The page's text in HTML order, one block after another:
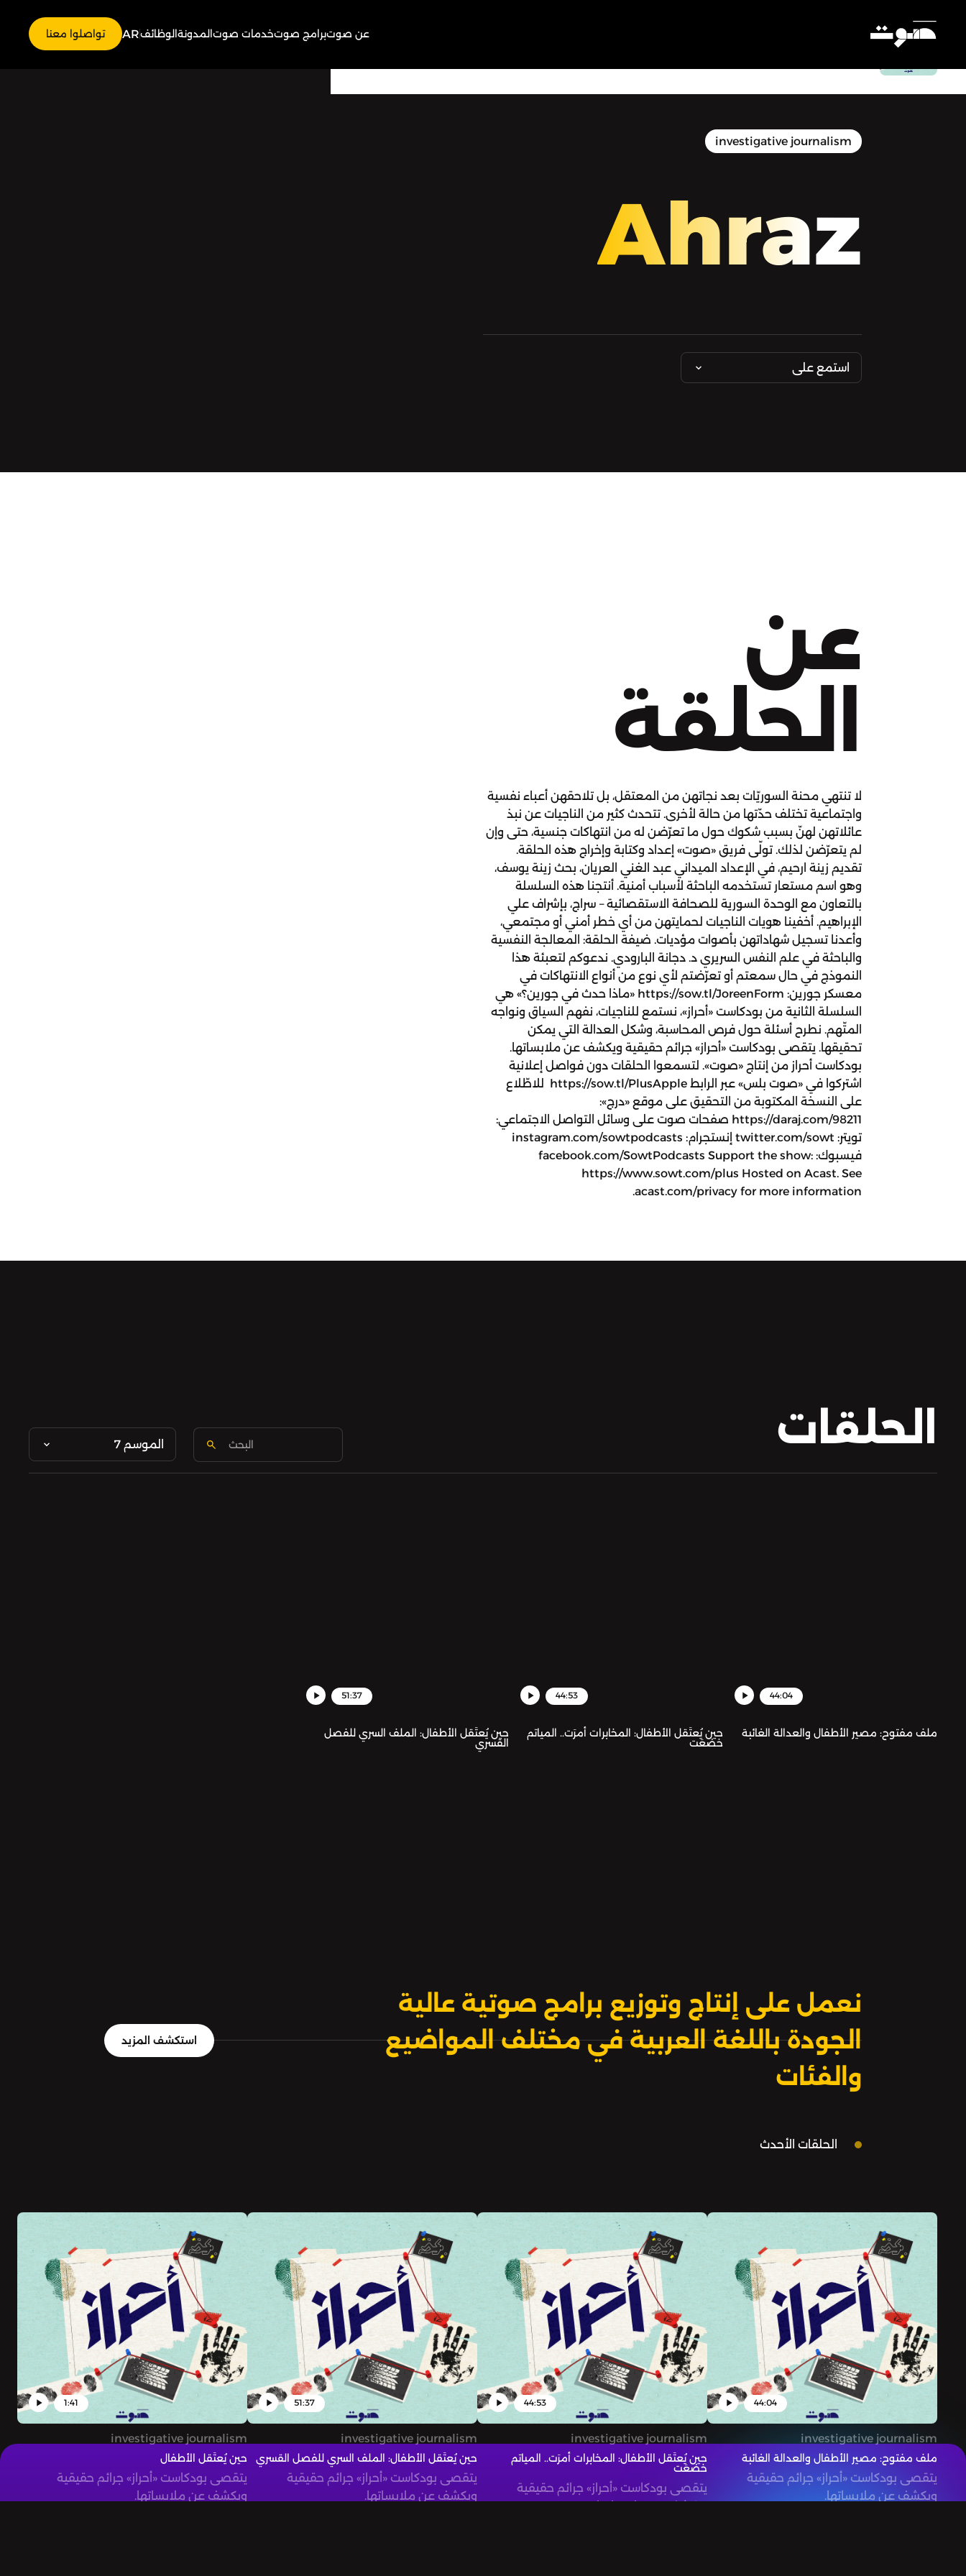
عن صوتبرامج صوتخدمات صوتالمدونةالوظائفAR تواصلوا معنا
investigative journalism
Ahraz
استمع على
عن
الحلقة
لا تنتهي محنة السوريّات بعد نجاتهن من المعتقل، بل تلاحقهن أعباء نفسية
واجتماعية تختلف حدّتها من حالة لأخرى. تتحدث كثير من الناجيات عن نبذ
عائلاتهن لهنّ بسبب شكوك حول ما تعرّضن له من انتهاكات جنسية، حتى وإن
لم يتعرّضن لذلك. تولّى فريق «صوت» إعداد وكتابة وإخراج هذه الحلقة.
تقديم زينة ارحيم، في الإعداد الميداني عبد الغني العريان، بحث زينة يوسف،
وهو اسم مستعار تستخدمه الباحثة لأسباب أمنية. أنتجنا هذه السلسلة
بالتعاون مع الوحدة السورية للصحافة الاستقصائية – سراج، بإشراف علي
الإبراهيم. أخفينا هويات الناجيات لحمايتهن من أي خطر أمني أو مجتمعي،
وأعدنا تسجيل شهاداتهن بأصوات مؤديات. ضيفة الحلقة: المعالجة النفسية
والباحثة في علم النفس السريري د. دجانة البارودي. ندعوكم لتعبئة هذا
النموذج في حال سمعتم أو تعرّضتم لأي نوع من أنواع الانتهاكات في
معسكر جورين: https://sow.tl/JoreenForm «ماذا حدث في جورين؟» هي
السلسلة الثانية من بودكاست «أحراز»، نستمع للناجيات، نفهم السياق ونواجه
المتّهم. نطرح أسئلة حول فرص المحاسبة، وشكل العدالة التي يمكن
تحقيقها. يتقصى بودكاست «أحراز» جرائم حقيقية ويكشف عن ملابساتها.
بودكاست أحراز من إنتاج «صوت». لتسمعوا الحلقات دون فواصل إعلانية
اشتركوا في «صوت بلس» عبر الرابط https://sow.tl/PlusApple للاطّلاع
على النسخة المكتوبة من التحقيق على موقع «درج»:
https://daraj.com/98211 صفحات صوت على وسائل التواصل الاجتماعي:
تويتر: twitter.com/sowt إنستجرام: instagram.com/sowtpodcasts
فيسبوك: facebook.com/SowtPodcasts Support the show:
https://www.sowt.com/plus Hosted on Acast. See
acast.com/privacy for more information.
الحلقات الموسم 7
44:04
ملف مفتوح: مصير الأطفال والعدالة الغائبة
44:53
حين يُعتَقل الأطفال: المخابرات أمرَت.. المياتم
خضعَت
51:37
حين يُعتَقل الأطفال: الملف السري للفصل
القسري
نعمل على إنتاج وتوزيع برامج صوتية عالية
الجودة باللغة العربية في مختلف المواضيع
والفئات
استكشف المزيد
الحلقات الأحدث
44:04
investigative journalism
ملف مفتوح: مصير الأطفال والعدالة الغائبة
يتقصى بودكاست «أحراز» جرائم حقيقية
ويكشف عن ملابساتها.
44:53
investigative journalism
حين يُعتَقل الأطفال: المخابرات أمرَت.. المياتم
خضعَت
يتقصى بودكاست «أحراز» جرائم حقيقية
51:37
investigative journalism
حين يُعتَقل الأطفال: الملف السري للفصل القسري
يتقصى بودكاست «أحراز» جرائم حقيقية
ويكشف عن ملابساتها.
1:41
investigative journalism
حين يُعتَقل الأطفال
يتقصى بودكاست «أحراز» جرائم حقيقية
ويكشف عن ملابساتها.